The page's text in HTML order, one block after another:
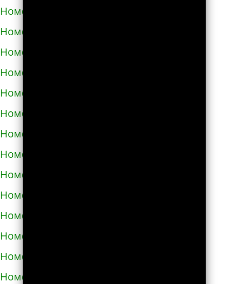
Номера телефонов такси в Болехове
Номера телефонов такси в Борзне
Номера телефонов такси в Бориславе
Номера телефонов такси в Борисполе
Номера телефонов такси в Бородянке
Номера телефонов такси в Борщёве
Номера телефонов такси в Боярке
Номера телефонов такси в Броварах
Номера телефонов такси в Бродах
Номера телефонов такси в Бурштыне
Номера телефонов такси в Буче
Номера телефонов такси в Бучаче
Номера телефонов такси в Вараше
Номера телефонов такси в Васильевке